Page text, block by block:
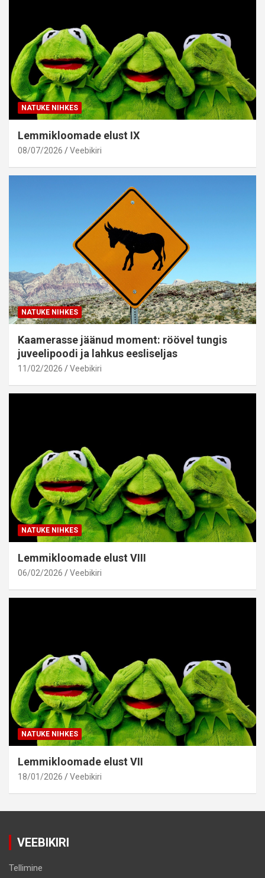
NATUKE NIHKES
Lemmikloomade elust IX
08/07/2026 Veebikiri
NATUKE NIHKES
Kaamerasse jäänud moment: röövel tungis
juveelipoodi ja lahkus eesliseljas
11/02/2026 Veebikiri
NATUKE NIHKES
Lemmikloomade elust VIII
06/02/2026 Veebikiri
NATUKE NIHKES
Lemmikloomade elust VII
18/01/2026 Veebikiri
VEEBIKIRI
Tellimine